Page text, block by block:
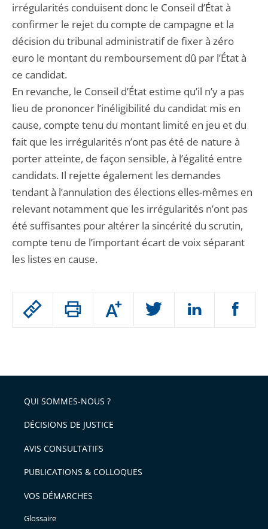
Passer
arriver
après
Augmenter
ou
l'article
pour
avant
irrégularités conduisent donc le Conseil d’État à
confirmer le rejet du compte de campagne et la
décision du tribunal administratif de fixer à zéro
euro le montant du remboursement dû par l’État à
ce candidat.
En revanche, le Conseil d’État estime qu’il n’y a pas
lieu de prononcer l’inéligibilité du candidat mis en
cause, compte tenu du montant limité en jeu et du
fait que les irrégularités n’ont pas été de nature à
porter atteinte, de façon sensible, à l’égalité entre
candidats. Il rejette également les demandes
tendant à l’annulation des élections elles-mêmes en
relevant notamment que les irrégularités n’ont pas
été suffisantes pour altérer la sincérité du scrutin,
compte tenu de l’important écart de voix séparant
les listes en cause.
QUI SOMMES-NOUS ?
DÉCISIONS DE JUSTICE
AVIS CONSULTATIFS
PUBLICATIONS & COLLOQUES
VOS DÉMARCHES
Glossaire